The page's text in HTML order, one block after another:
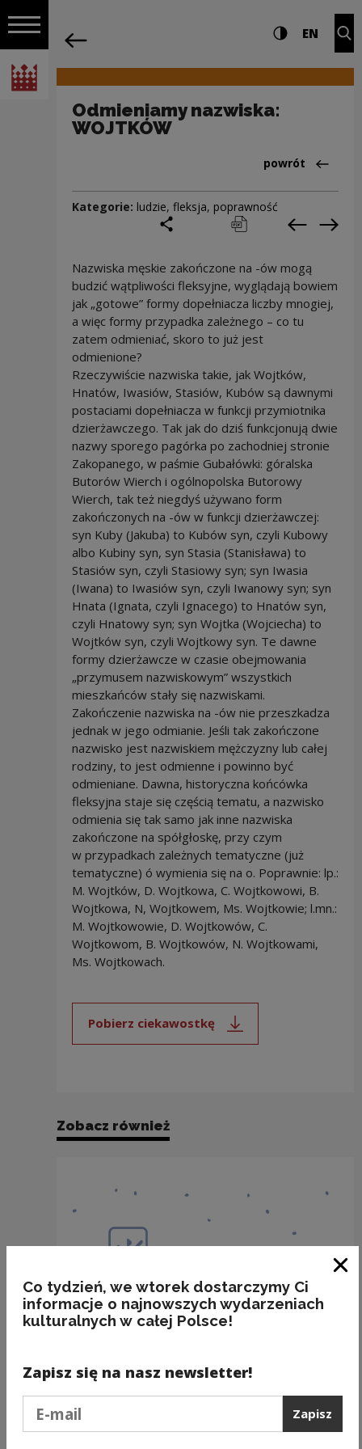
Włącz nawigację
Narodowe Centrum Kultury
Nawigacja Ustawienia i Wysoki
EN
Odmieniamy nazwiska:
WOJTKÓW
Powrót
powrót
Kategorie: ludzie, fleksja, poprawność
podziel się
drukuj pobierz
Nazwiska męskie zakończone na -ów mogą
budzić wątpliwości fleksyjne, wyglądają bowiem
jak „gotowe” formy dopełniacza liczby mnogiej,
a więc formy przypadka zależnego – co tu
zatem odmieniać, skoro to już jest
odmienione?
Rzeczywiście nazwiska takie, jak Wojtków,
Hnatów, Iwasiów, Stasiów, Kubów są dawnymi
postaciami dopełniacza w funkcji przymiotnika
dzierżawczego. Tak jak do dziś funkcjonują dwie
nazwy sporego pagórka po zachodniej stronie
Zakopanego, w paśmie Gubałówki: góralska
Butorów Wierch i ogólnopolska Butorowy
Wierch, tak też niegdyś używano form
zakończonych na -ów w funkcji dzierżawczej:
syn Kuby (Jakuba) to Kubów syn, czyli Kubowy
albo Kubiny syn, syn Stasia (Stanisława) to
Stasiów syn, czyli Stasiowy syn; syn Iwasia
(Iwana) to Iwasiów syn, czyli Iwanowy syn; syn
Hnata (Ignata, czyli Ignacego) to Hnatów syn,
czyli Hnatowy syn; syn Wojtka (Wojciecha) to
Wojtków syn, czyli Wojtkowy syn. Te dawne
formy dzierżawcze w czasie obejmowania
„przymusem nazwiskowym” wszystkich
mieszkańców stały się nazwiskami.
Zakończenie nazwiska na -ów nie przeszkadza
jednak w jego odmianie. Jeśli tak zakończone
nazwisko jest nazwiskiem mężczyzny lub całej
rodziny, to jest odmienne i powinno być
odmieniane. Dawna, historyczna końcówka
fleksyjna staje się częścią tematu, a nazwisko
odmienia się tak samo jak inne nazwiska
zakończone na spółgłoskę, przy czym
w przypadkach zależnych tematyczne (już
tematyczne) ó wymienia się na o. Poprawnie: lp.:
M. Wojtków, D. Wojtkowa, C. Wojtkowowi, B.
Wojtkowa, N, Wojtkowem, Ms. Wojtkowie; l.mn.:
M. Wojtkowowie, D. Wojtkowów, C.
Wojtkowom, B. Wojtkowów, N. Wojtkowami,
Ms. Wojtkowach.
Pobierz ciekawostkę
Uwaga, link zostanie otwarty
Zobacz również
Co tydzień, we wtorek dostarczymy Ci
informacje o najnowszych wydarzeniach
kulturalnych w całej Polsce!
Zapisz się na nasz newsletter!
Zapisz